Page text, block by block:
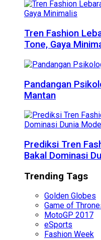
Tren Fashion
Tone, Gaya
Pandangan
Mantan
Prediksi Tren
Bakal Dominasi
Trending Tags
Golden Globes
Game of
MotoGP 2017
eSports
Fashion Week